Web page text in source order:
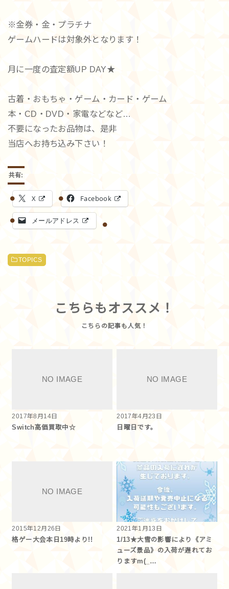
※金券・金・プラチナ
ゲームハードは対象外となります！
月に一度の査定額UP DAY★
古着・おもちゃ・ゲーム・カード・ゲーム
本・CD・DVD・家電などなど…
不要になったお品物は、是非
当店へお持ち込み下さい！
共有:
X Facebook
メールアドレス
TOPICS
こちらもオススメ！
2017年8月14日
Switch高価買取中☆
2017年4月23日
日曜日です。
2015年12月26日
格ゲー大会本日19時より!!
2021年1月13日
1/13★大雪の影響により《アミ
ューズ景品》の入荷が遅れてお
りますm(_…